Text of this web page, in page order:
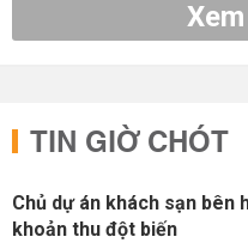
TIN GIỜ CHÓT
Chủ dự án khách sạn bên
khoản thu đột biến